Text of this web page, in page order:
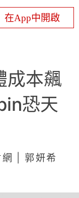
在App中開啟
成本飆
恐天
| 郭妍希